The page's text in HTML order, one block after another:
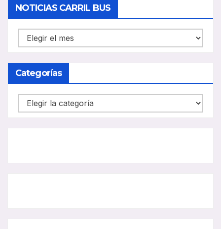
NOTICIAS CARRIL BUS
NOTICIAS
CARRIL
BUS
Categorías
Categorías